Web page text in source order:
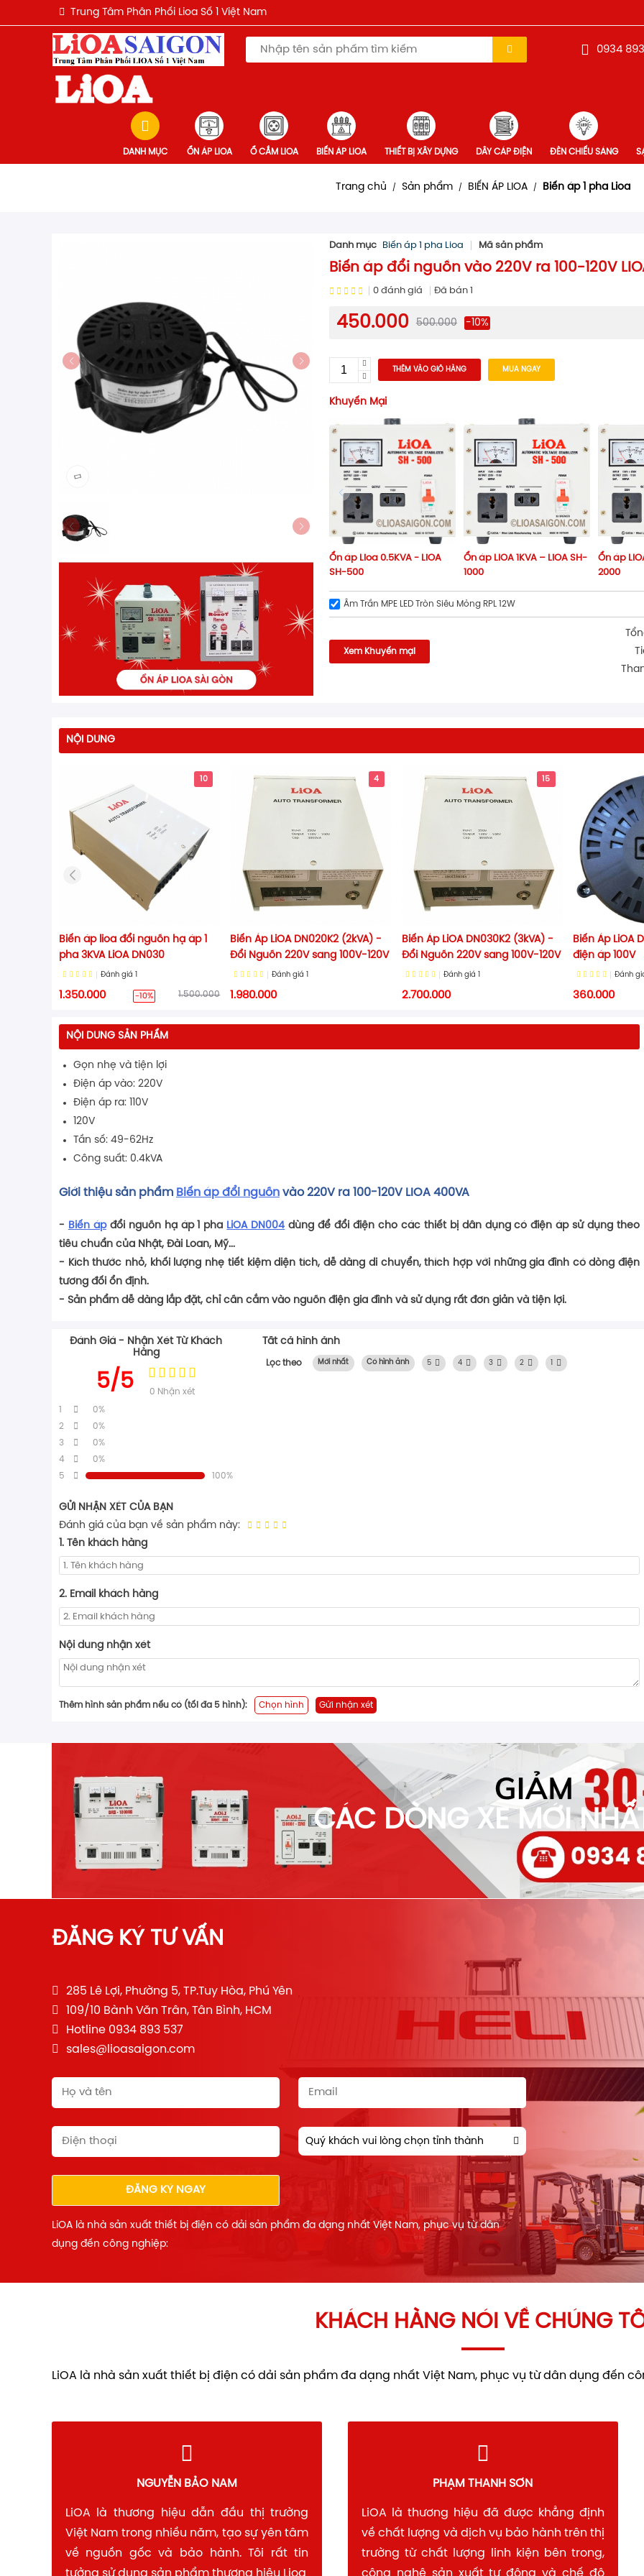
Trung Tâm Phân Phối Lioa Số 1 Việt Nam
0934
DANH MỤC ỔN ÁP LIOA Ổ CẮM LIOA BIẾN ÁP LIOA THIẾT BỊ XÂY DỰNG DÂY CÁP ĐIỆN ĐÈN CHIẾU SÁNG
Trang chủ / Sản phẩm / BIẾN ÁP LIOA / Biến áp 1 pha Lioa
Danh mục Biến áp 1 pha Lioa Mã sản phẩm
Biến áp đổi nguồn vào 220V ra 100-120V
0 đánh giá Đã bán
450.000 500.000 -10%
THÊM VÀO GIỎ HÀNG MUA NGAY
Khuyến Mại
Ổn áp Lioa 0.5KVA - LiOA
SH-500
Ổn áp LIOA 1KVA – LiOA SH-
1000
Ổn áp
2000
Âm Trần MPE LED Tròn Siêu Mỏng RPL 12W
Xem Khuyến mại
NỘI DUNG
10
Biến áp lioa đổi nguồn hạ áp 1
pha 3KVA LiOA DN030
Đánh giá
1.350.000 -10% 1.500.000
4
Biến Áp LiOA DN020K2 (2kVA) -
Đổi Nguồn 220V sang 100V-120V
Đánh giá
1.980.000
15
Biến Áp LiOA DN030K2 (3kVA) -
Đổi Nguồn 220V sang 100V-120V
Đánh giá
2.700.000
Biến Áp LiOA
điện áp 100V
Đánh
360.000
NỘI DUNG SẢN PHẨM
Gọn nhẹ và tiện lợi
Điện áp vào: 220V
Điện áp ra: 110V
120V
Tần số: 49-62Hz
Công suất: 0.4kVA
Giới thiệu sản phẩm Biến áp đổi nguồn vào 220V ra 100-120V LIOA 400VA
- Biến ápđổi nguồn hạ áp 1 pha LiOA DN004 dùng để đổi điện cho các thiết bị dân dụng có điện áp sử dụng theo
tiêu chuẩn của Nhật, Đài Loan, Mỹ...
- Kích thước nhỏ, khối lượng nhẹ tiết kiệm diện tích, dễ dàng di chuyển, thích hợp với những gia đình có dòng điện
tương đối ổn định.
- Sản phẩm dễ dàng lắp đặt, chỉ cần cắm vào nguồn điện gia đình và sử dụng rất đơn giản và tiện lợi.
Đánh Giá - Nhận Xét Từ Khách
Hàng
5/5 0 Nhận xét
1
0%
2
0%
3
0%
4
0%
5
100%
Tất cả hình ảnh
Lọc theo Mới nhất Có hình ảnh 5 4 3 2
GỬI NHẬN XÉT CỦA BẠN
Đánh giá của bạn về sản phẩm này:
1. Tên khách hàng
2. Email khách hàng
Nội dung nhận xét
Thêm hình sản phẩm nếu có (tối đa 5 hình): Chọn hình Gửi nhận xét
CÁC DÒNG XE MỚI
ĐĂNG KÝ TƯ VẤN
285 Lê Lợi, Phường 5, TP.Tuy Hòa, Phú Yên
109/10 Bành Văn Trân, Tân Bình, HCM
Hotline 0934 893 537
sales@lioasaigon.com
Quý khách vui lòng chọn tỉnh thành
ĐĂNG KÝ NGAY
LiOA là nhà sản xuất thiết bị điện có dải sản phẩm đa dạng nhất Việt Nam, phục vụ từ dân
dụng đến công nghiệp:
KHÁCH HÀNG NÓI VỀ CHÚNG
LiOA là nhà sản xuất thiết bị điện có dải sản phẩm đa dạng nhất Việt Nam, phục vụ từ dân dụng đến
NGUYỄN BẢO NAM
LiOA là thương hiệu dẫn đầu thị trường
Việt Nam trong nhiều năm, tạo sự yên tâm
về nguồn gốc và bảo hành. Tôi rất tin
tưởng sử dụng sản phẩm thương hiêu Lioa
PHẠM THANH SƠN
LiOA là thương hiệu đã được khẳng định
về chất lượng và dịch vụ bảo hành trên thị
trường từ chất lượng linh kiện bên trong,
công nghệ sản xuất tự động và chế độ